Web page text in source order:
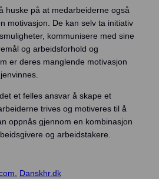
huske på at medarbeiderne også
motivasjon. De kan selv ta initiativ
kommunisere med sine
og arbeidsforhold og
er deres manglende motivasjon
et felles ansvar å skape et
trives og motiveres til å
oppnås gjennom en kombinasjon
og arbeidstakere.
, Danskhr.dk